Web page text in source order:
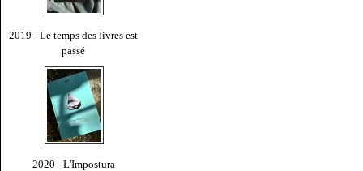
2019 - Le temps des livres est
passé
2020 - L'Impostura